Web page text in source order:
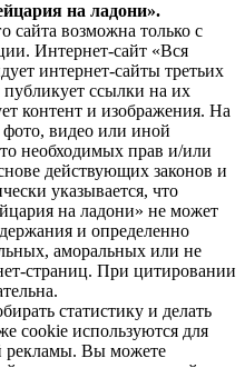
на ладони».
сайта возможна только с
Интернет-сайт «Вся
интернет-сайты третьих
ссылки на их
контент и изображения. На
фото, видео или иной
необходимых прав и/или
действующих законов и
указывается, что
на ладони» не может
и определенно
аморальных или не
страниц. При цитировании
статистику и делать
cookie используются для
рекламы. Вы можете